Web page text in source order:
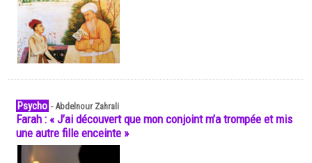
Psycho -Abdelnour Zahrali
Farah : « J’ai découvert que mon conjoint m’a trompée et mis
une autre fille enceinte »